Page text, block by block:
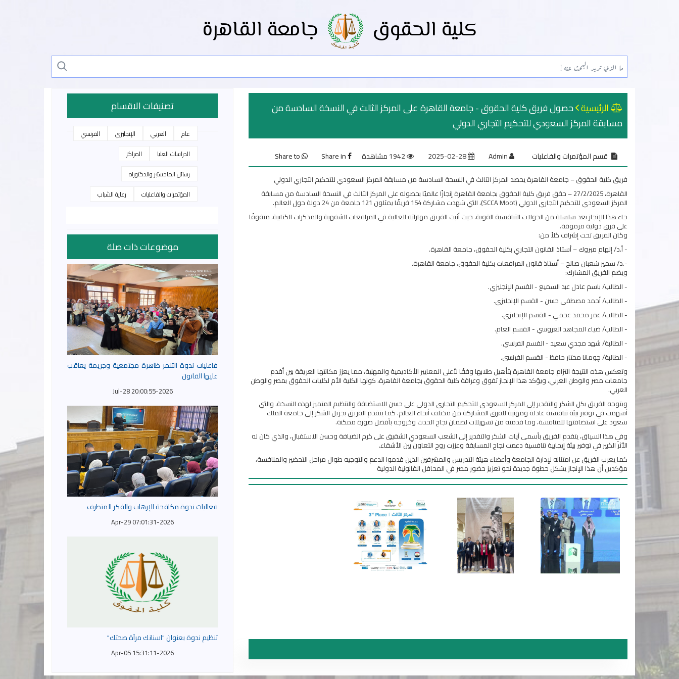
كلية الحقوق جامعة القاهرة
الرئيسية حصول فريق كلية الحقوق - جامعة القاهرة على المركز الثالث في النسخة السادسة من
مسابقة المركز السعودي للتحكيم التجاري الدولي
قسم المؤتمرات والفاعليات
فريق كلية الحقوق – جامعة القاهرة يحصد المركز الثالث في النسخة السادسة من مسابقة المركز السعودي للتحكيم التجاري الدولي
القاهرة، 27/2/2025 – حقق فريق كلية الحقوق بجامعة القاهرة إنجازًا عالميًا بحصوله على المركز الثالث في النسخة السادسة من مسابقة
المركز السعودي للتحكيم التجاري الدولي (SCCA Moot)، التي شهدت مشاركة 154 فريقًا يمثلون 121 جامعة من 24 دولة حول العالم.
جاء هذا الإنجاز بعد سلسلة من الجولات التنافسية القوية، حيث أثبت الفريق مهاراته العالية في المرافعات الشفهية والمذكرات الكتابية، متفوقًا
على فرق دولية مرموقة.
وكان الفريق تحت إشراف كلاً من:
- أ.د/ إلهام مبروك – أستاذ القانون التجاري بكلية الحقوق، جامعة القاهرة.
-.د/ سمير شعبان صالح – أستاذ قانون المرافعات بكلية الحقوق، جامعة القاهرة.
ويضم الفريق المشارك:
- الطالب/ باسم عادل عبد السميع - القسم الإنجليزي.
- الطالب/ أحمد مصطفى حسن - القسم الإنجليزي.
- الطالب/ عمر محمد عجمي - القسم الإنجليزي.
- الطالب/ ضياء المجاهد العروسي - القسم العام.
- الطالبة/ شهد مجدي سعيد - القسم الفرنسي.
- الطالبة/ چومانا مختار حافظ - القسم الفرنسي.
وتعكس هذه النتيجة التزام جامعة القاهرة بتأهيل طلابها وفقًا لأعلى المعايير الأكاديمية والمهنية، مما يعزز مكانتها العريقة بين أقدم
جامعات مصر والوطن العربي، ويؤكد هذا الإنجاز تفوق وعراقة كلية الحقوق بجامعة القاهرة، كونها الكلية الأم لكليات الحقوق بمصر والوطن
العربي.
ويتوجه الفريق بكل الشكر والتقدير إلى المركز السعودي للتحكيم التجاري الدولي على حسن الاستضافة والتنظيم المتميز لهذه النسخة، والتي
أسهمت في توفير بيئة تنافسية عادلة ومهنية للفرق المشاركة من مختلف أنحاء العالم. كما يتقدم الفريق بجزيل الشكر إلى جامعة الملك
سعود على استضافتها للمنافسة، وما قدمته من تسهيلات لضمان نجاح الحدث وخروجه بأفضل صورة ممكنة.
وفي هذا السياق، يتقدم الفريق بأسمى آيات الشكر والتقدير إلى الشعب السعودي الشقيق على كرم الضيافة وحسن الاستقبال، والذي كان له
الأثر الكبير في توفير بيئة إيجابية تنافسية دعمت نجاح المسابقة وعززت روح التعاون بين الأشقاء.
كما يعرب الفريق عن امتنانه لإدارة الجامعة وأعضاء هيئة التدريس والمشرفين الذين قدموا الدعم والتوجيه طوال مراحل التحضير والمنافسة،
مؤكدين أن هذا الإنجاز يشكل خطوة جديدة نحو تعزيز حضور مصر في المحافل القانونية الدولية
تصنيفات الاقسام
عام العربي الإنجليزي
الفرنسي
الدراسات العليا
المراكز
رسائل الماجستير والدكتوراه
المؤتمرات والفاعليات
رعاية الشباب
موضوعات ذات صلة
فاعليات ندوة التنمر ظاهرة مجتمعية وجريمة يعاقب
عليها القانون
2026-Jul-28 20:00:55
فعاليات ندوة مكافحة الإرهاب والفكر المتطرف
2026-Apr-29 07:01:31
تنظيم ندوة بعنوان "اسنانك مرآة صحتك"
2026-Apr-05 15:31:11